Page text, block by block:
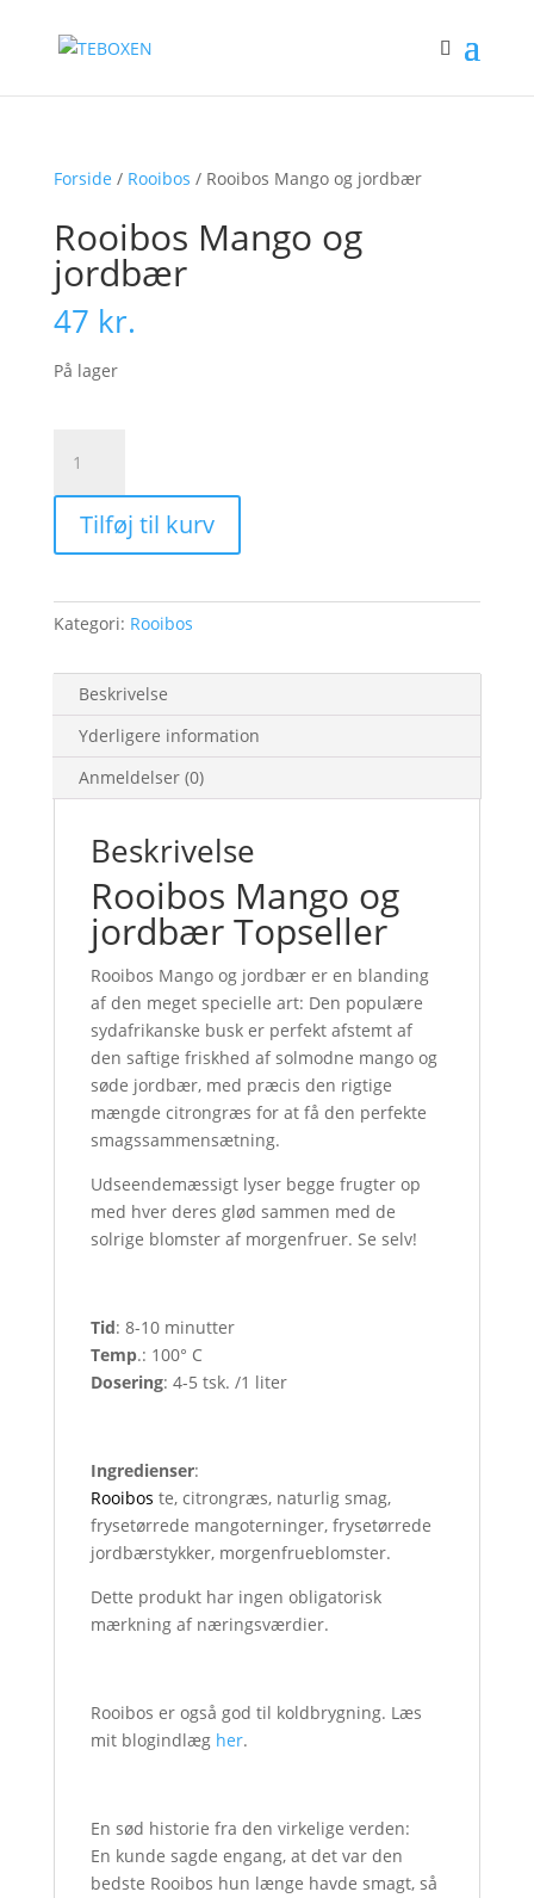
Forside / Rooibos / Rooibos Mango og jordbær
Rooibos Mango og
jordbær
47 kr.
På lager
Mango
og
jordbær
antal
Tilføj til kurv
Kategori: Rooibos
Beskrivelse
Yderligere information
Anmeldelser (0)
Beskrivelse
Rooibos Mango og
jordbær Topseller
Rooibos Mango og jordbær er en blanding
af den meget specielle art: Den populære
sydafrikanske busk er perfekt afstemt af
den saftige friskhed af solmodne mango og
søde jordbær, med præcis den rigtige
mængde citrongræs for at få den perfekte
smagssammensætning.
Udseendemæssigt lyser begge frugter op
med hver deres glød sammen med de
solrige blomster af morgenfruer. Se selv!
Tid: 8-10 minutter
Temp.: 100° C
Dosering: 4-5 tsk. /1 liter
Ingredienser:
Rooibos te, citrongræs, naturlig smag,
frysetørrede mangoterninger, frysetørrede
jordbærstykker, morgenfrueblomster.
Dette produkt har ingen obligatorisk
mærkning af næringsværdier.
Rooibos er også god til koldbrygning. Læs
mit blogindlæg her.
En sød historie fra den virkelige verden:
En kunde sagde engang, at det var den
bedste Rooibos hun længe havde smagt, så